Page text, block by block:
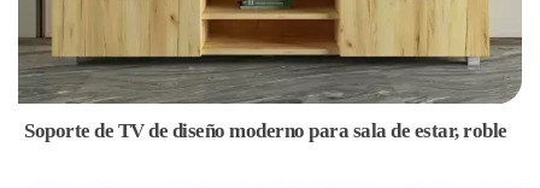
Soporte de TV de diseño moderno para sala de estar, roble